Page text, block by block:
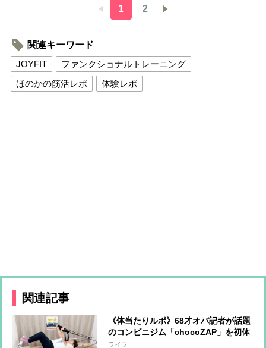
1 2
関連キーワード
JOYFIT
ファンクショナルトレーニング
ほのかの筋活レポ
体験レポ
関連記事
《体当たりルポ》68才オバ記者が話題
のコンビニジム「chocoZAP」を初体
験！7日間通って見えてきた変化と
ライフ